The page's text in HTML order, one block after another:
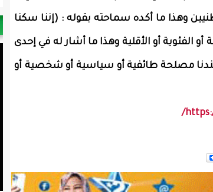
وهذا ما أكده سماحته بقوله : (إننا سكنا
الفئوية أو الأقلية وهذا ما أشار له في إحدى
مصلحة طائفية أو سياسية أو شخصية أو